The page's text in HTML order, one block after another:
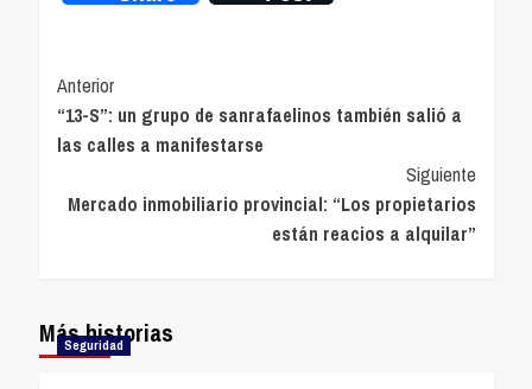
Navegación
de
entradas
Anterior
“13-S”: un grupo de sanrafaelinos también salió a
las calles a manifestarse
Siguiente
Mercado inmobiliario provincial: “Los propietarios
están reacios a alquilar”
Más historias
Seguridad